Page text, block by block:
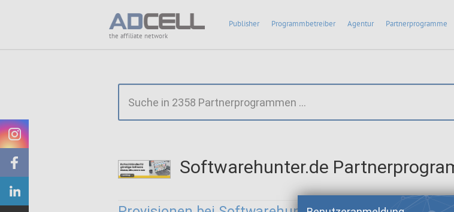
the affiliate network
Publisher Programmbetreiber Agentur Partnerprogramme
Softwarehunter.de